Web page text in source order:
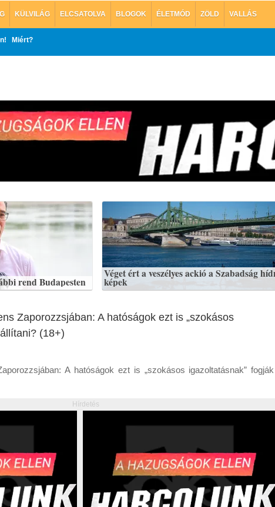
KÜLVILÁG ELCSATOLVA BLOGOK ÉLETMÓD ZÖLD VALLÁS
Miért?
rend Budapesten
Véget ért a veszélyes ackió a Szabadság
képek
Zaporozzsjában: A hatóságok ezt is „szokásos
(18+)
A hatóságok ezt is „szokásos igazoltatásnak”
Hírdetés